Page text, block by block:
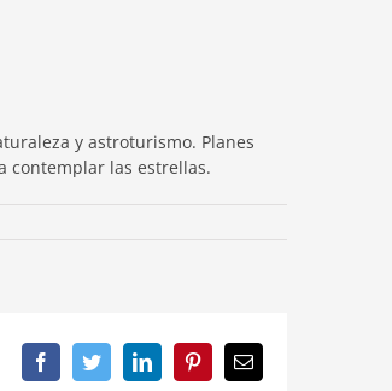
y astroturismo. Planes
contemplar las estrellas.
FacebookTwitterLinkedInPinterestCorreo
electrónico